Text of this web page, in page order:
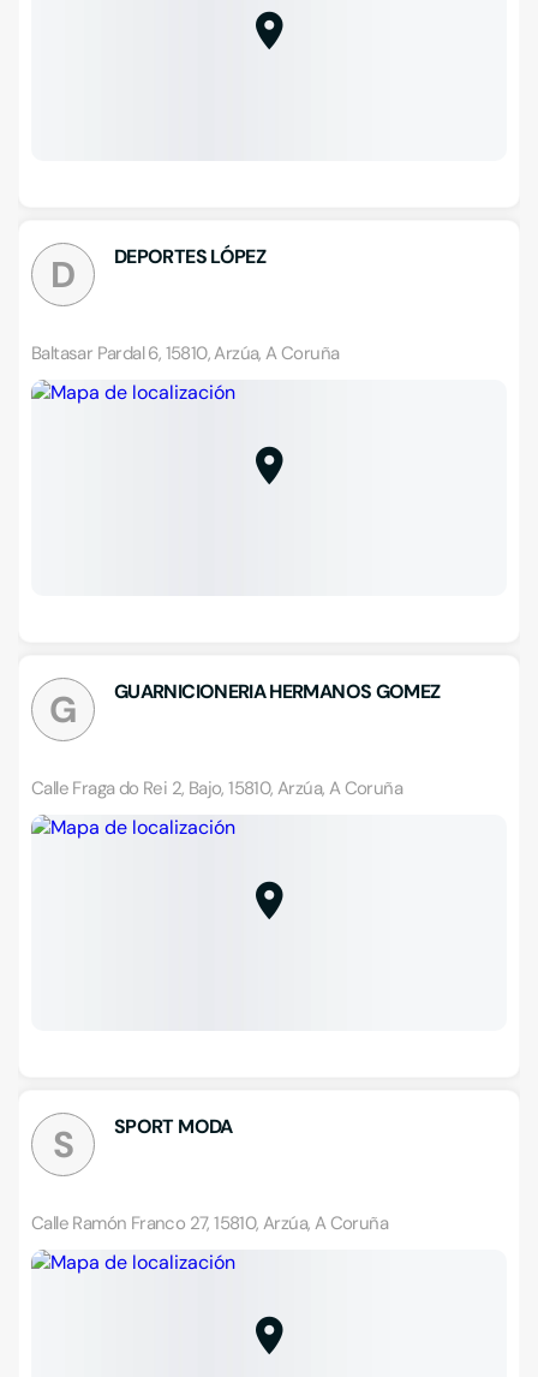
D DEPORTES LÓPEZ
Baltasar Pardal 6, 15810, Arzúa, A Coruña
G GUARNICIONERIA HERMANOS GOMEZ
Calle Fraga do Rei 2, Bajo, 15810, Arzúa, A Coruña
S SPORT MODA
Calle Ramón Franco 27, 15810, Arzúa, A Coruña